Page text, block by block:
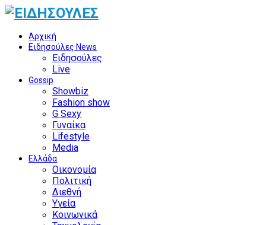
Αρχική
Ειδησούλες News
Ειδησούλες
Live
Gossip
Showbiz
Fashion show
G Sexy
Γυναίκα
Lifestyle
Media
Ελλάδα
Οικονομία
Πολιτική
Διεθνή
Υγεία
Κοινωνικά